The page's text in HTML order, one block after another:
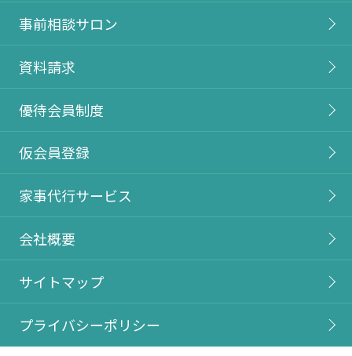
事前相談サロン
資料請求
優待会員制度
仮会員登録
家事代行サービス
会社概要
サイトマップ
プライバシーポリシー